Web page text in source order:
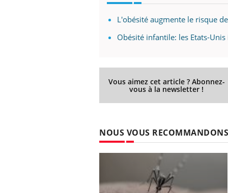
L'obésité augmente le risque
Obésité infantile: les Etats-
Vous aimez cet article ? Abonnez-
vous à la newsletter !
NOUS VOUS RECOMMANDONS